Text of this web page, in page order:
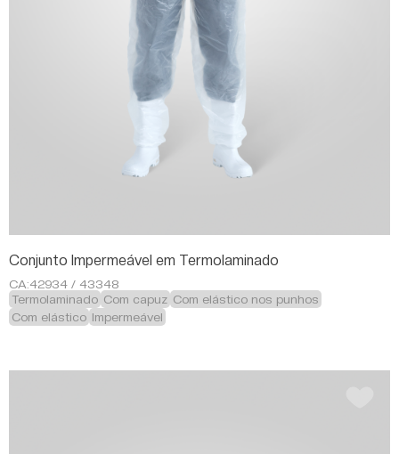
Conjunto Impermeável em Termolaminado
CA:42934 / 43348
Termolaminado Com capuz Com elástico nos punhos
Com elástico Impermeável